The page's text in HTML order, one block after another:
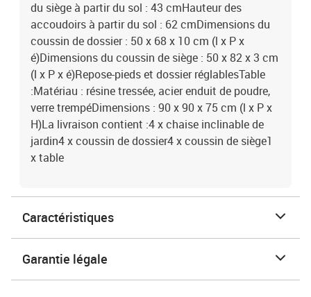
du siège à partir du sol : 43 cmHauteur des
accoudoirs à partir du sol : 62 cmDimensions du
coussin de dossier : 50 x 68 x 10 cm (l x P x
é)Dimensions du coussin de siège : 50 x 82 x 3 cm
(l x P x é)Repose-pieds et dossier réglablesTable
:Matériau : résine tressée, acier enduit de poudre,
verre trempéDimensions : 90 x 90 x 75 cm (l x P x
H)La livraison contient :4 x chaise inclinable de
jardin4 x coussin de dossier4 x coussin de siège1
x table
Caractéristiques
Garantie légale